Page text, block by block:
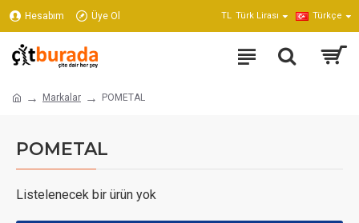
Hesabım Üye Ol TL Türk Lirası Türkçe
Markalar POMETAL
POMETAL
Listelenecek bir ürün yok